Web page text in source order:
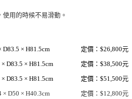
用的時候不易滑動。
× D83.5 × H81.5cm 定價：$26,800元
D83.5 × H81.5cm 定價： $38,500元
D83.5 × H81.5cm 定價：$51,500元
D50 × H40.3cm 定價：$12,800元